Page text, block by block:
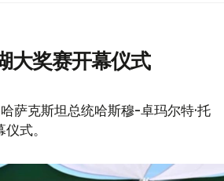
大奖赛开幕仪式
萨克斯坦总统哈斯穆-卓玛尔特·托
式。